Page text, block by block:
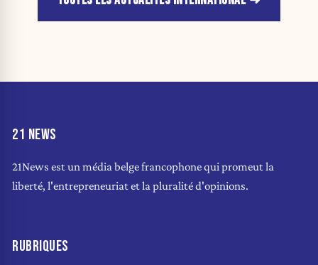
21 NEWS
21News est un média belge francophone qui promeut la
liberté, l'entrepreneuriat et la pluralité d'opinions.
RUBRIQUES